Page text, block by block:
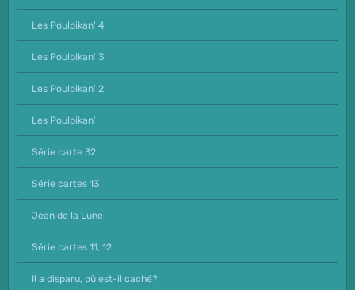
Les Poulpikan' 4
Les Poulpikan' 3
Les Poulpikan' 2
Les Poulpikan'
Série carte 32
Série cartes 13
Jean de la Lune
Série cartes 11, 12
Il a disparu, où est-il caché?